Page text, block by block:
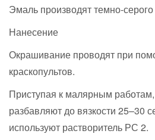
Эмаль производят темно-серого
Нанесение
Окрашивание проводят при
краскопультов.
Приступая к малярным
разбавляют до вязкости 25–30
используют растворитель РС 2.